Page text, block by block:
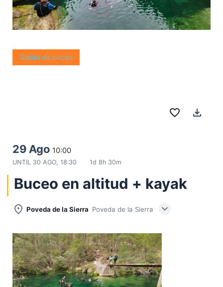
Salida de buceo
favorite_border file_download
29 Ago 10:00
UNTIL 30 AGO, 18:30 1d 8h 30m
Buceo en altitud + kayak
place Poveda de la Sierra Poveda de la Sierra expand_more